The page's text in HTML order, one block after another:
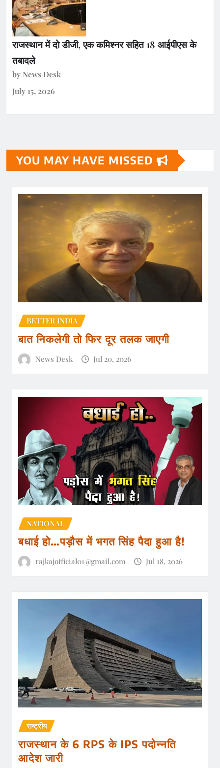
राजस्थान में दो डीजी, एक कमिश्नर सहित 18 आईपीएस के
तबादले
by News Desk
July 15, 2026
YOU MAY HAVE MISSED
BETTER INDIA
बात निकलेगी तो फिर दूर तलक जाएगी
News Desk Jul 20, 2026
NATIONAL
बधाई हो…पड़ौस में भगत सिंह पैदा हुआ है!
rajkajofficial01@gmail.com Jul 18, 2026
राष्ट्रीय
राजस्थान के 6 RPS के IPS पदोन्नति
आदेश जारी